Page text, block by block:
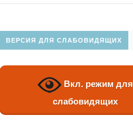
ВЕРСИЯ ДЛЯ СЛАБОВИДЯЩИХ
Вкл. режим для
слабовидящих